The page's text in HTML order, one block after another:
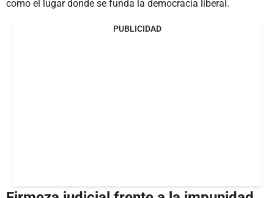
como el lugar donde se funda la democracia liberal.
PUBLICIDAD